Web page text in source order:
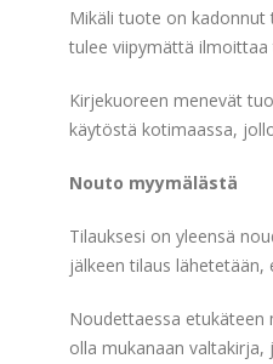
Mikäli tuote on kadonnut
tulee viipymättä
Kirjekuoreen menevät
käytöstä kotimaassa,
Nouto myymälästä
Tilauksesi on yleensä
jälkeen tilaus
Noudettaessa etukäteen
olla mukanaan